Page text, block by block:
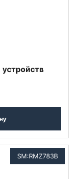
SM:RMZ783B